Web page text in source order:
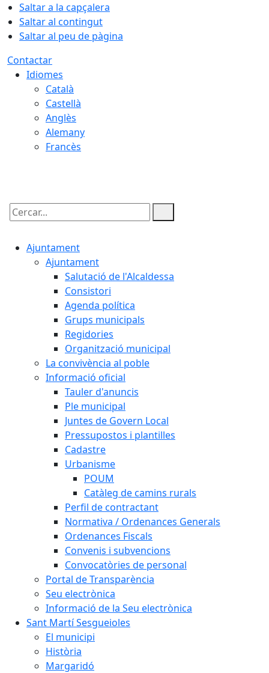
Saltar a la capçalera
Saltar al contingut
Saltar al peu de pàgina
Contactar
Idiomes
Català
Castellà
Anglès
Alemany
Francès
Cercar:
Ajuntament
Ajuntament
Salutació de l'Alcaldessa
Consistori
Agenda política
Grups municipals
Regidories
Organització municipal
La convivència al poble
Informació oficial
Tauler d'anuncis
Ple municipal
Juntes de Govern Local
Pressupostos i plantilles
Cadastre
Urbanisme
POUM
Catàleg de camins rurals
Perfil de contractant
Normativa / Ordenances Generals
Ordenances Fiscals
Convenis i subvencions
Convocatòries de personal
Portal de Transparència
Seu electrònica
Informació de la Seu electrònica
Sant Martí Sesgueioles
El municipi
Història
Margaridó